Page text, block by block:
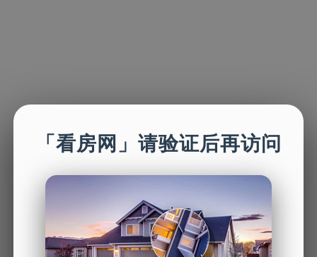
「看房网」请验证后再访问